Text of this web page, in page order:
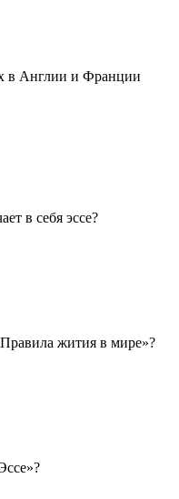
в Англии и Франции
в себя эссе?
жития в мире»?